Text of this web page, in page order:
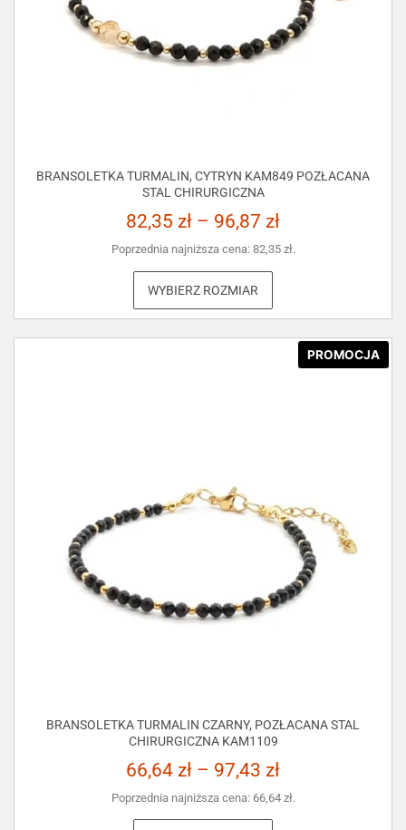
BRANSOLETKA TURMALIN, CYTRYN KAM849 POZŁACANA
STAL CHIRURGICZNA
82,35 zł – 96,87 zł
Poprzednia najniższa cena: 82,35 zł.
WYBIERZ ROZMIAR
PROMOCJA
BRANSOLETKA TURMALIN CZARNY, POZŁACANA STAL
CHIRURGICZNA KAM1109
66,64 zł – 97,43 zł
Poprzednia najniższa cena: 66,64 zł.